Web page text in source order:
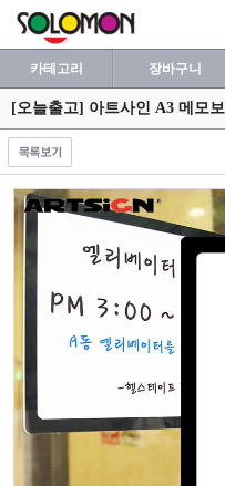
카테고리 장바구니
[오늘출고] 아트사인 A3 메모